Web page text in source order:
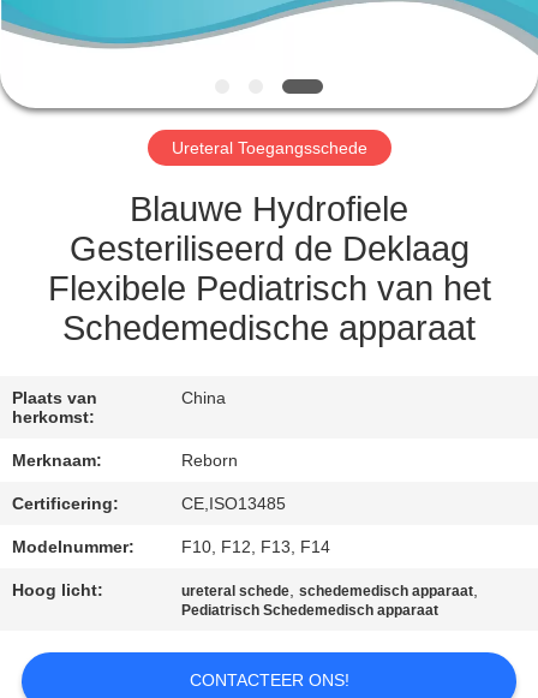
ONS
VERZOEK
CITAAT
SITEMAP
PRIVACY
POLICY
Ureteral Toegangsschede
Blauwe Hydrofiele
Gesteriliseerd de Deklaag
Flexibele Pediatrisch van het
Schedemedische apparaat
Plaats van
herkomst:
China
Merknaam: Reborn
Certificering: CE,ISO13485
Modelnummer: F10, F12, F13, F14
Hoog licht: ureteral schede,schedemedisch apparaat,
Pediatrisch Schedemedisch apparaat
CONTACTEER ONS!